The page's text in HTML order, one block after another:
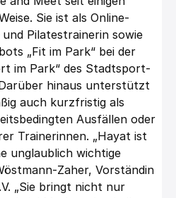
Sie ist als Online-
Pilatestrainerin sowie
„Fit im Park“ bei der
im Park“ des Stadtsport-
hinaus unterstützt
auch kurzfristig als
Ausfällen oder
Trainerinnen. „Hayat ist
unglaublich wichtige
Zaher, Vorständin
„Sie bringt nicht nur